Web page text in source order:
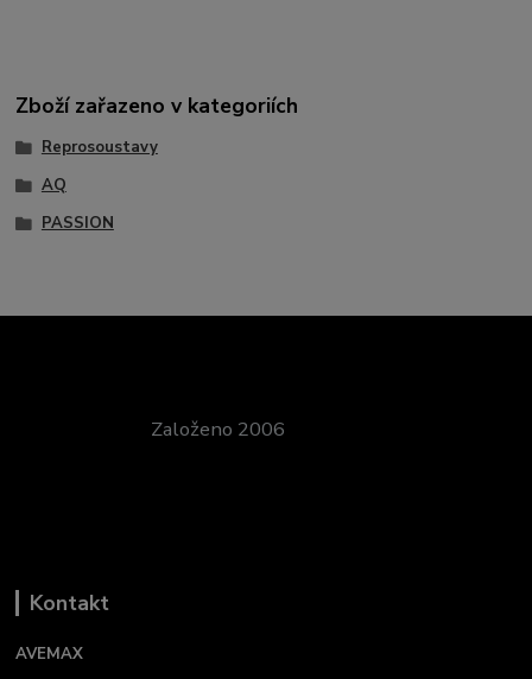
Zboží zařazeno v kategoriích
Reprosoustavy
AQ
PASSION
Založeno 2006
Kontakt
AVEMAX